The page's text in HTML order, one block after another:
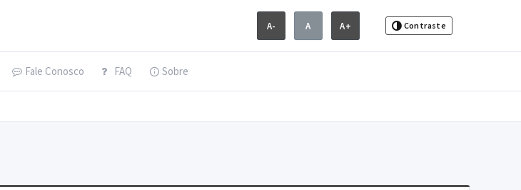
A- A A+ Contraste
Fale Conosco FAQ Sobre